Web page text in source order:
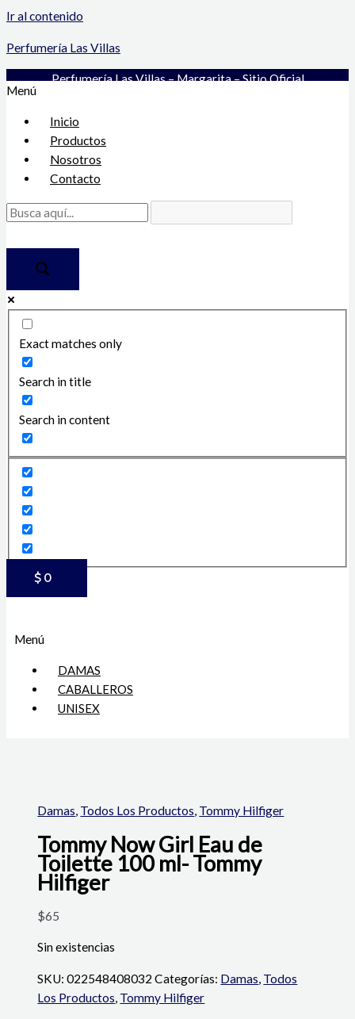
Ir al contenido
Perfumería Las Villas
Perfumería Las Villas – Margarita – Sitio Oficial
Menú
Inicio
Productos
Nosotros
Contacto
Exact matches only
Search in title
Search in content
$ 0
Menú
DAMAS
CABALLEROS
UNISEX
Damas, Todos Los Productos, Tommy Hilfiger
Tommy Now Girl Eau de
Toilette 100 ml- Tommy
Hilfiger
$65
Sin existencias
SKU:022548408032 Categorías: Damas, Todos
Los Productos, Tommy Hilfiger